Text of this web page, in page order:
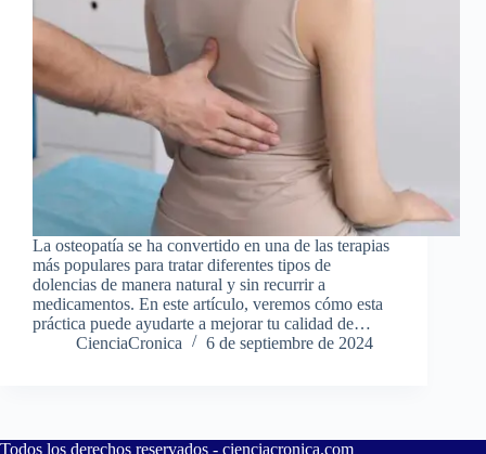
La osteopatía se ha convertido en una de las terapias
más populares para tratar diferentes tipos de
dolencias de manera natural y sin recurrir a
medicamentos. En este artículo, veremos cómo esta
práctica puede ayudarte a mejorar tu calidad de…
CienciaCronica
6 de septiembre de 2024
Todos los derechos reservados - cienciacronica.com